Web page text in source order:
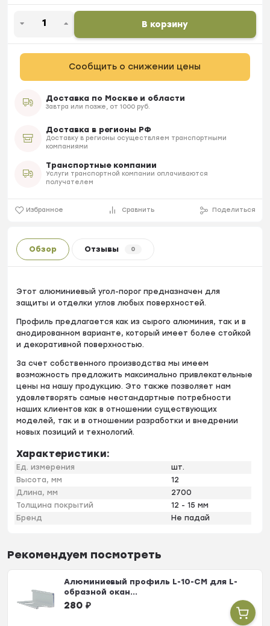
В корзину
Сообщить о снижении цены
Доставка по Москве и области
Завтра или позже, от 1000 руб.
Доставка в регионы РФ
Доставку в регионы осуществляем транспортными
компаниями
Транспортные компании
Услуги транспортной компании оплачиваются
получателем
Избранное Сравнить Поделиться
Обзор Отзывы 0
Этот алюминиевый угол-порог предназначен для
защиты и отделки углов любых поверхностей.
Профиль предлагается как из сырого алюминия, так и в
анодированном варианте, который имеет более стойкой
и декоративной поверхностью.
За счет собственного производства мы имеем
возможность предложить максимально привлекательные
цены на нашу продукцию. Это также позволяет нам
удовлетворять самые нестандартные потребности
наших клиентов как в отношении существующих
моделей, так и в отношении разработки и внедрении
новых позиций и технологий.
Характеристики:
Ед. измерения
шт.
Высота, мм
12
Длина, мм
2700
Толщина покрытий
12 - 15 мм
Бренд
Не падай
Рекомендуем посмотреть
Алюминиевый профиль L-10-CM для L-
образной окан...
280 ₽